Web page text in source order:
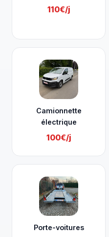
110€/j
Camionnette
électrique
100€/j
Porte-voitures